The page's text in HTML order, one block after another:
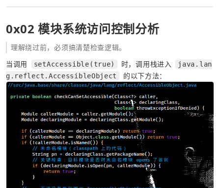
0x02 模块系统访问控制分析
理解绕过前，必须搞清楚检查逻辑。
当调用
setAccessible(true) 时，调用栈进入
java.lan
g.reflect.AccessibleObject
的以下方法：